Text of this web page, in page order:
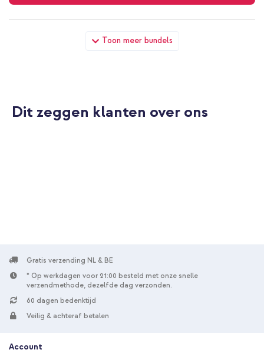
Toon meer bundels
imoshion Shockproof Case Samsung Galaxy A52(s) (5G/4G) -
Transparant + Geweven USB-C naar USB-C kabel 60W - 1,5
Dit zeggen klanten over ons
Gratis verzending NL & BE
* Op werkdagen voor 21:00 besteld met onze snelle
verzendmethode, dezelfde dag verzonden.
60 dagen bedenktijd
Veilig & achteraf betalen
Account